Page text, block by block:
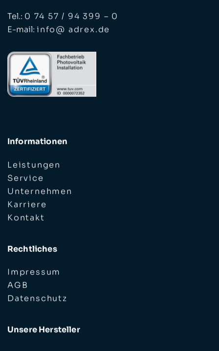
Tel.: 0 74 57 / 94 399 – 0
E-mail: info@ adrex.de
Informationen
Leistungen
Service
Unternehmen
Karriere
Kontakt
Rechtliches
Impressum
AGB
Datenschutz
Unsere Hersteller